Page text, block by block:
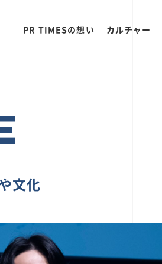
PR TIMESの想い カルチャー
文化